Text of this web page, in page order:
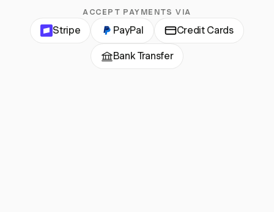
ACCEPT PAYMENTS VIA
Stripe PayPal Credit Cards
Bank Transfer